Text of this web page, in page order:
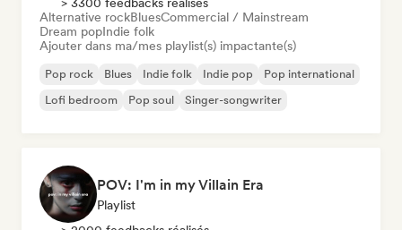
Alternative rockBluesCommercial / Mainstream
Dream popIndie folk
Ajouter dans ma/mes playlist(s) impactante(s)
Pop rock Blues Indie folk Indie pop
Pop international
Lofi bedroom
Pop soul Singer-songwriter
POV: I'm in my Villain Era
Playlist